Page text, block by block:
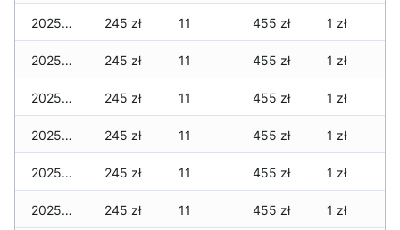
2025-03-18 245 zł 11 455 zł 1 zł
2025-03-17 245 zł 11 455 zł 1 zł
2025-03-16 245 zł 11 455 zł 1 zł
2025-03-15 245 zł 11 455 zł 1 zł
2025-03-14 245 zł 11 455 zł 1 zł
2025-03-13 245 zł 11 455 zł 1 zł